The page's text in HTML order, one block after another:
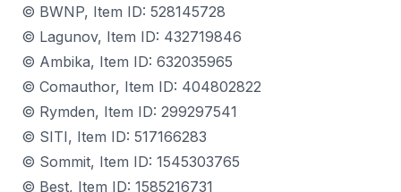
© BWNP, Item ID: 528145728
© Lagunov, Item ID: 432719846
© Ambika, Item ID: 632035965
© Comauthor, Item ID: 404802822
© Rymden, Item ID: 299297541
© SITI, Item ID: 517166283
© Sommit, Item ID: 1545303765
© Best, Item ID: 1585216731